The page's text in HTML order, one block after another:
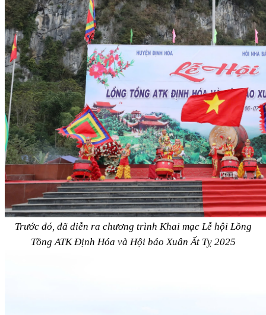
Trước đó, đã diễn ra chương trình Khai mạc Lễ hội Lồng
Tồng ATK Định Hóa và Hội báo Xuân Ất Tỵ 2025